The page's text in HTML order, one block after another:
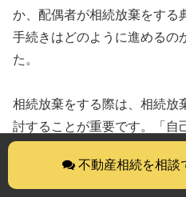
か、配偶者が相続放棄をする
手続きはどのように進めるの
た。
相続放棄をする際は、相続放
討することが重要です。「自
士に相談することをおすすめ
不動産相続を相談